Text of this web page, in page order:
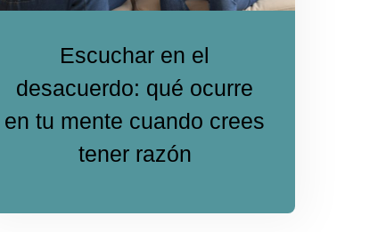
Escuchar en el
desacuerdo: qué ocurre
en tu mente cuando crees
tener razón